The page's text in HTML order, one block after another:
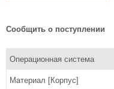
Сообщить о поступлении
Операционная система
Материал [Корпус]